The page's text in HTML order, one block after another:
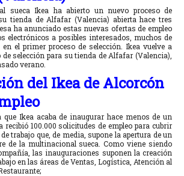
sueca Ikea ha abierto un nuevo proceso de
tienda de Alfafar (Valencia) abierta hace tres
ha anunciado estas nuevas ofertas de empleo
electrónicos a posibles interesados, muchos de
el primer proceso de selección. Ikea vuelve a
selección para su tienda de Alfafar (Valencia),
verano.
del Ikea de Alcorcón
que Ikea acaba de inaugurar hace menos de un
recibió 100.000 solicitudes de empleo para cubrir
trabajo que, de media, supone la apertura de un
de la multinacional sueca. Como viene siendo
las inauguraciones suponen la creación
en las áreas de Ventas, Logística, Atención al